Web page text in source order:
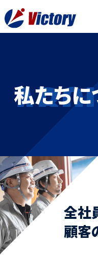
事業紹介
総合解体 / 解体事業
産業廃棄物収集/ 運搬
企業概要
私たちについて
事業拠点・工場紹介
サステナビリティ
活動レポート
私たちに
全社
顧客